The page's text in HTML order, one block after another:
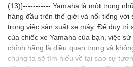
(13)]----------- Yamaha là một trong
hàng đầu trên thế giới và nổi tiếng với
trong việc sản xuất xe máy. Để duy trì
của chiếc xe Yamaha của bạn, việc
chính hãng là điều quan trọng và
chúng ta sẽ tìm hiểu về tại sao sự